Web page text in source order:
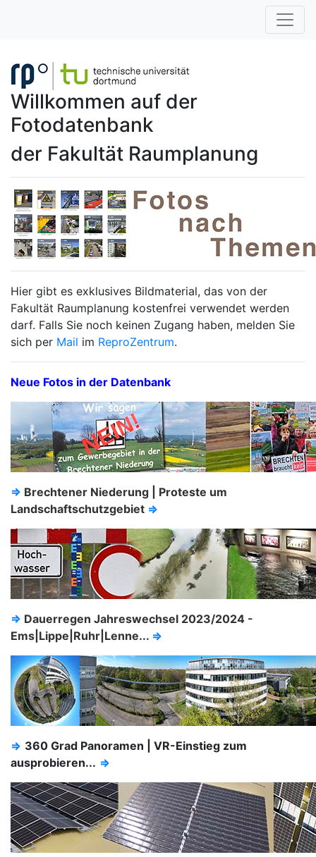
Willkommen auf der
Fotodatenbank
der Fakultät Raumplanung
Hier gibt es exklusives Bildmaterial, das von der
Fakultät Raumplanung kostenfrei verwendet werden
darf. Falls Sie noch keinen Zugang haben, melden Sie
sich per Mail im ReproZentrum.
Neue Fotos in der Datenbank
⇒ Brechtener Niederung | Proteste um
Landschaftschutzgebiet ⇒
⇒ Dauerregen Jahreswechsel 2023/2024 -
Ems|Lippe|Ruhr|Lenne... ⇒
⇒ 360 Grad Panoramen | VR-Einstieg zum
ausprobieren... ⇒